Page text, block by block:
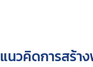
แนวคิดการสร้า